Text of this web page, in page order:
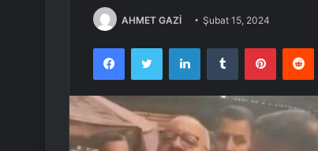
AHMET GAZİ Şubat 15, 2024
FacebookTwitter LinkedInTumblr Pinterest